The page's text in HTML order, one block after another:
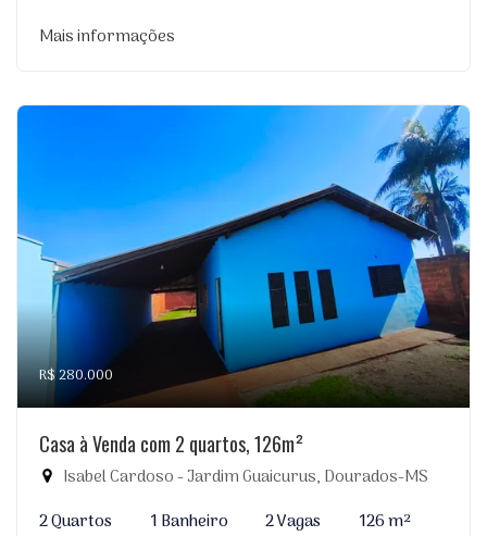
Mais informações
R$ 280.000
Casa à Venda com 2 quartos, 126m²
Isabel Cardoso - Jardim Guaicurus, Dourados-MS
2 Quartos
1 Banheiro 2 Vagas
126 m²